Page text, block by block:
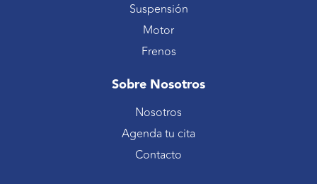
Suspensión
Motor
Frenos
Sobre Nosotros
Nosotros
Agenda tu cita
Contacto